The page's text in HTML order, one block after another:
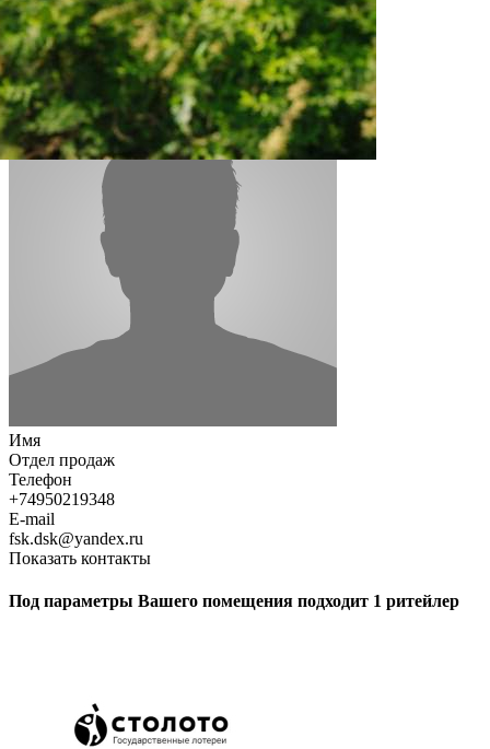
Контакты
Имя
Отдел продаж
Телефон
+74950219348
E-mail
fsk.dsk@yandex.ru
Показать контакты
Под параметры Вашего помещения подходит 1 ритейлер